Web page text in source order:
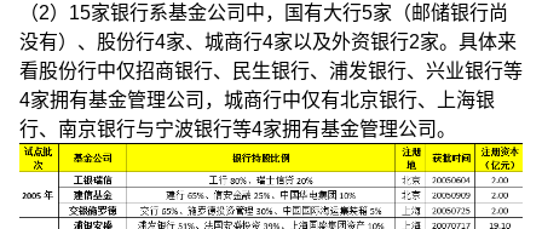
（2）15家银行系基金公司中，国有大行5家（邮储银行尚
没有）、股份行4家、城商行4家以及外资银行2家。具体来
看股份行中仅招商银行、民生银行、浦发银行、兴业银行等
4家拥有基金管理公司，城商行中仅有北京银行、上海银
行、南京银行与宁波银行等4家拥有基金管理公司。